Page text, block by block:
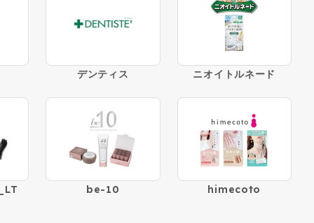
デンティス ニオイトルネード
be-10 himecoto